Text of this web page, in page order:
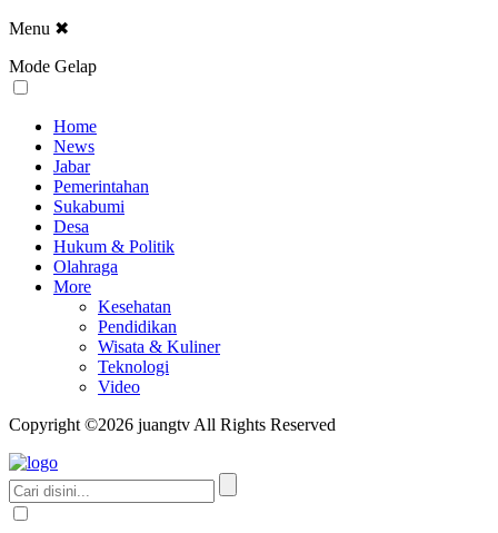
Menu ✖
Mode Gelap
Home
News
Jabar
Pemerintahan
Sukabumi
Desa
Hukum & Politik
Olahraga
More
Kesehatan
Pendidikan
Wisata & Kuliner
Teknologi
Video
Copyright ©2026 juangtv All Rights Reserved